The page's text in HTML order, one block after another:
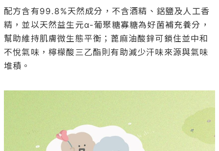
配方含有99.8%天然成分，不含酒精、鋁鹽及人工香
精，並以天然益生元α-葡聚糖寡糖為好菌補充養分，
幫助維持肌膚微生態平衡；蓖麻油酸鋅可鎖住並中和
不悅氣味，檸檬酸三乙酯則有助減少汗味來源與氣味
堆積。